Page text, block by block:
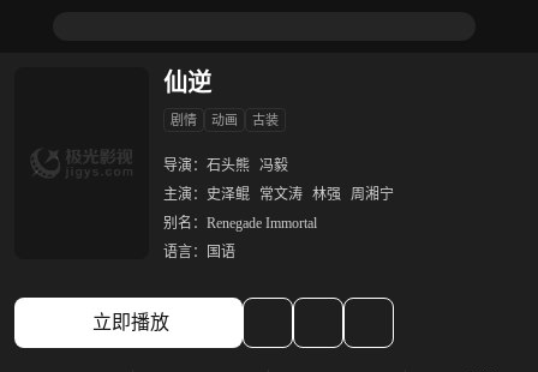
仙逆
剧情 动画 古装
导演： 石头熊 冯毅
主演： 史泽鲲 常文涛 林强
周湘宁
别名： Renegade Immortal
语言：
国语
立即播放